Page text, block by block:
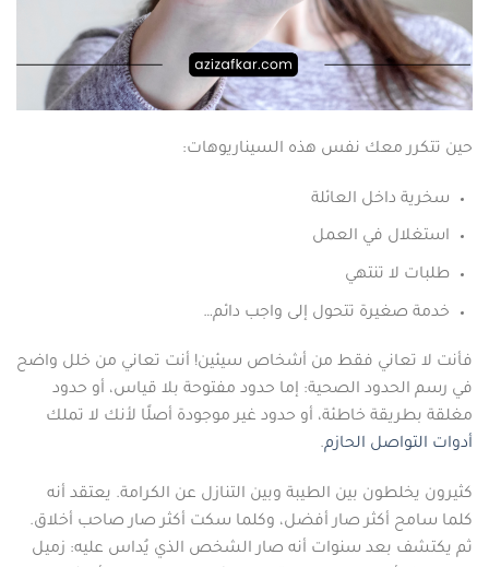
حين تتكرر معك نفس هذه السيناريوهات:
سخرية داخل العائلة
استغلال في العمل
طلبات لا تنتهي
خدمة صغيرة تتحول إلى واجب دائم…
فأنت لا تعاني فقط من أشخاص سيئين! أنت تعاني من خلل واضح
في رسم الحدود الصحية: إما حدود مفتوحة بلا قياس، أو حدود
مغلقة بطريقة خاطئة، أو حدود غير موجودة أصلًا لأنك لا تملك
أدوات التواصل الحازم.
كثيرون يخلطون بين الطيبة وبين التنازل عن الكرامة. يعتقد أنه
كلما سامح أكثر صار أفضل، وكلما سكت أكثر صار صاحب أخلاق.
ثم يكتشف بعد سنوات أنه صار الشخص الذي يُداس عليه: زميل